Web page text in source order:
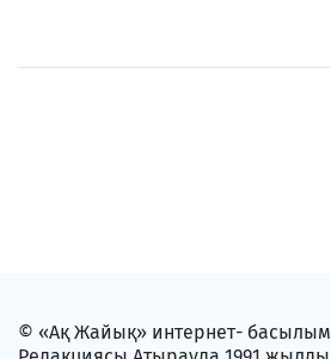
© «Ақ Жайық» интернет-